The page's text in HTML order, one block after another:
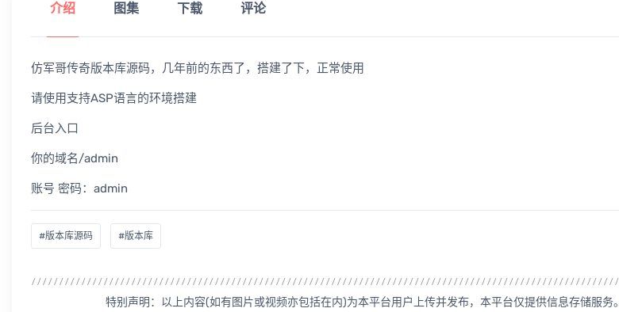
介绍 图集 下载 评论
仿军哥传奇版本库源码，几年前的东西了，搭建了下，正常使用
请使用支持ASP语言的环境搭建
后台入口
你的域名/admin
账号 密码：admin
#版本库源码 #版本库
特别声明：以上内容(如有图片或视频亦包括在内)为本平台用户上传并发布，本平台仅提供信息存储服务。